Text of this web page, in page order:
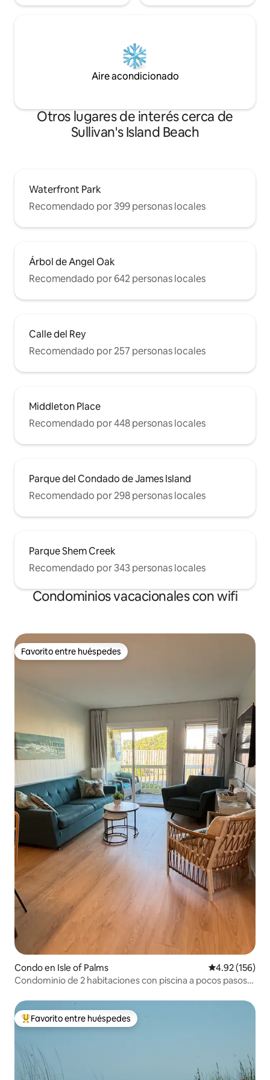
Aire acondicionado
Otros lugares de interés cerca de
Sullivan's Island Beach
Waterfront Park
Recomendado por 399 personas locales
Árbol de Angel Oak
Recomendado por 642 personas locales
Calle del Rey
Recomendado por 257 personas locales
Middleton Place
Recomendado por 448 personas locales
Parque del Condado de James Island
Recomendado por 298 personas locales
Parque Shem Creek
Recomendado por 343 personas locales
Condominios vacacionales con wifi
Favorito entre huéspedes
Favorito entre huéspedes
Condo en Isle of Palms Calificación
4.92 (156)
Condominio de 2 habitaciones con piscina a pocos pasos
Favorito entre huéspedes preferido
Favorito entre huéspedes